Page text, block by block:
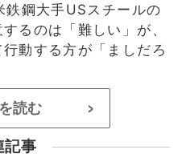
鉄鋼大手USスチールの
るのは「難しい」が、
動する方が「ましだろ
読む >
記事